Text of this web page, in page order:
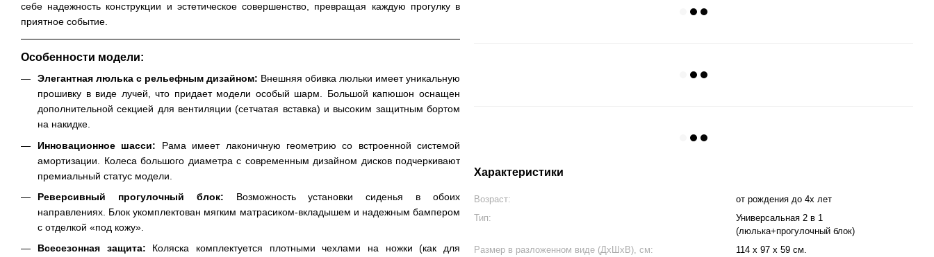
себе надежность конструкции и эстетическое совершенство, превращая каждую прогулку в
приятное событие.
Особенности модели:
Элегантная люлька с рельефным дизайном: Внешняя обивка люльки имеет уникальную
прошивку в виде лучей, что придает модели особый шарм. Большой капюшон оснащен
дополнительной секцией для вентиляции (сетчатая вставка) и высоким защитным бортом
на накидке.
Инновационное шасси: Рама имеет лаконичную геометрию со встроенной системой
амортизации. Колеса большого диаметра с современным дизайном дисков подчеркивают
премиальный статус модели.
Реверсивный прогулочный блок: Возможность установки сиденья в обоих
направлениях. Блок укомплектован мягким матрасиком-вкладышем и надежным бампером
с отделкой «под кожу».
Всесезонная защита: Коляска комплектуется плотными чехлами на ножки (как для
Характеристики
Возраст:
от рождения до 4х лет
Тип:
Универсальная 2 в 1
(люлька+прогулочный блок)
Размер в разложенном виде (ДхШхВ), см:
114 х 97 х 59 см.